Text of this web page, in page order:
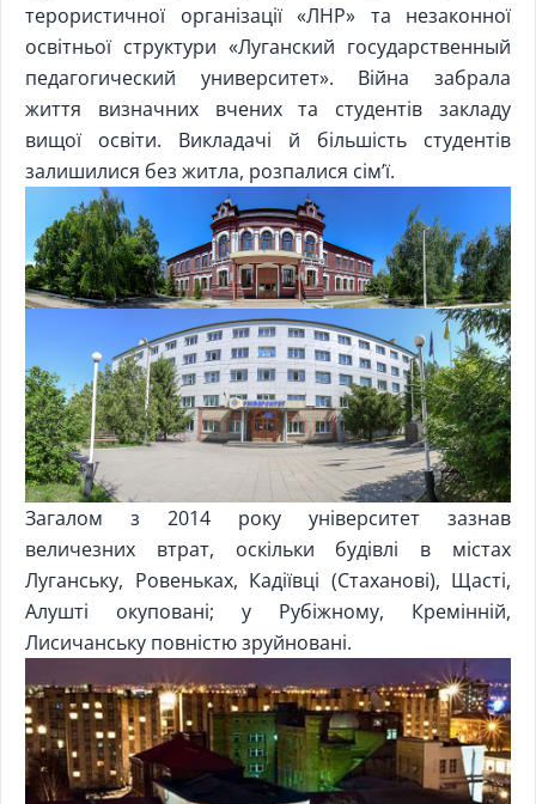
терористичної організації «ЛНР» та незаконної
освітньої структури «Луганский государственный
педагогический университет». Війна забрала
життя визначних вчених та студентів закладу
вищої освіти. Викладачі й більшість студентів
залишилися без житла, розпалися сім’ї.
Загалом з 2014 року університет зазнав
величезних втрат, оскільки будівлі в містах
Луганську, Ровеньках, Кадіївці (Стаханові), Щасті,
Алушті окуповані; у Рубіжному, Кремінній,
Лисичанську повністю зруйновані.